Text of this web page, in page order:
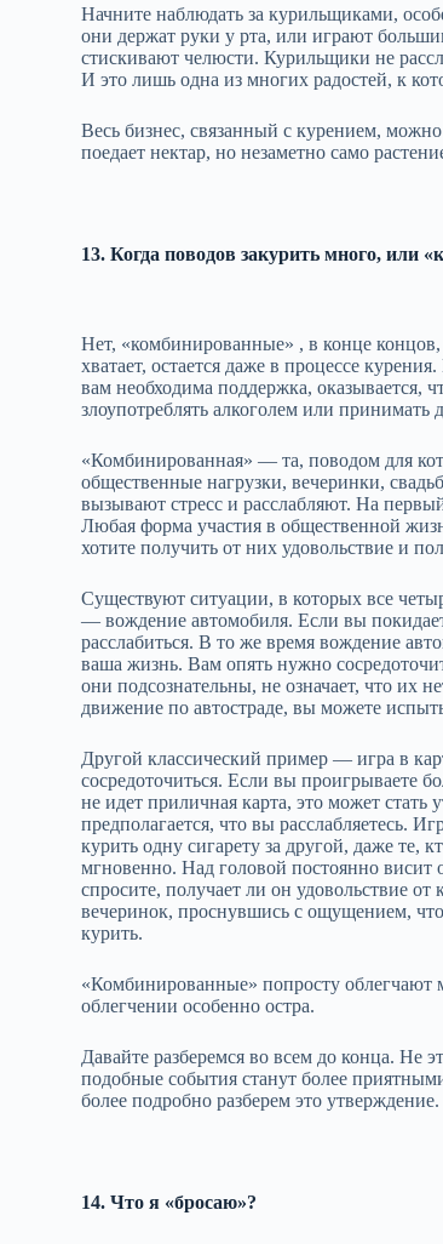
Начните наблюдать за курильщиками,
они держат руки у рта, или играют
стискивают челюсти. Курильщики не
И это лишь одна из многих радостей, к
Весь бизнес, связанный с курением,
поедает нектар, но незаметно само
13. Когда поводов закурить много, или
Нет, «комбинированные» , в конце
хватает, остается даже в процессе
вам необходима поддержка, оказывается,
злоупотреблять алкоголем или принимать
«Комбинированная» — та, поводом для
общественные нагрузки, вечеринки,
вызывают стресс и расслабляют. На
Любая форма участия в общественной
хотите получить от них удовольствие и
Существуют ситуации, в которых все
— вождение автомобиля. Если вы
расслабиться. В то же время вождение
ваша жизнь. Вам опять нужно
они подсознательны, не означает, что их
движение по автостраде, вы можете
Другой классический пример — игра в
сосредоточиться. Если вы проигрываете
не идет приличная карта, это может
предполагается, что вы расслабляетесь.
курить одну сигарету за другой, даже те,
мгновенно. Над головой постоянно висит
спросите, получает ли он удовольствие
вечеринок, проснувшись с ощущением,
курить.
«Комбинированные» попросту облегчают
облегчении особенно остра.
Давайте разберемся во всем до конца. Не
подобные события станут более
более подробно разберем это утверждение.
14. Что я «бросаю»?